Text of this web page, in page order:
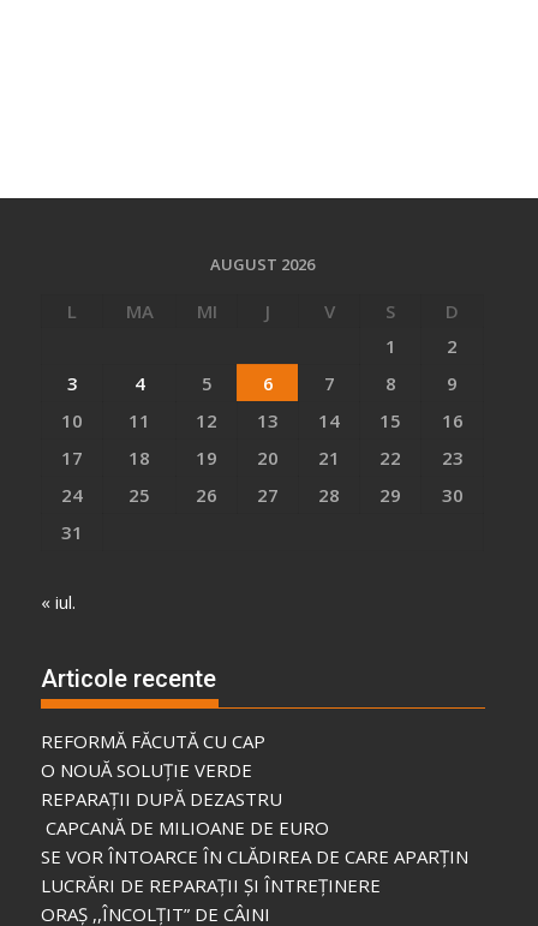
AUGUST 2026
L MA MI J V S
D
1
2
3
4 5 6 7 8
9
10
11 12 13 14 15
16
17
18 19 20 21 22
23
24
25 26 27 28 29
30
31
« iul.
Articole recente
REFORMĂ FĂCUTĂ CU CAP
O NOUĂ SOLUȚIE VERDE
REPARAȚII DUPĂ DEZASTRU
CAPCANĂ DE MILIOANE DE EURO
SE VOR ÎNTOARCE ÎN CLĂDIREA DE CARE APARȚIN
LUCRĂRI DE REPARAȚII ȘI ÎNTREȚINERE
ORAȘ ,,ÎNCOLȚIT” DE CÂINI